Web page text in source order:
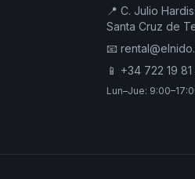
📍 C. Julio
Santa Cruz de
📧
📱 +34 722 19 81
Lun–Jue: